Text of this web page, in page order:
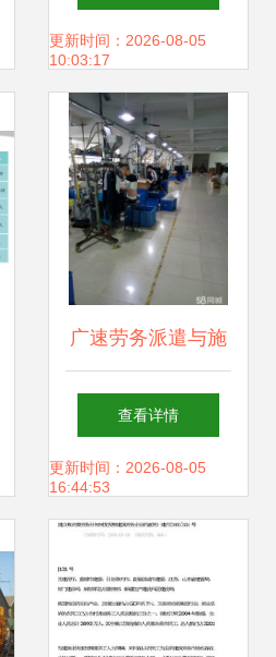
中的实践与优势
更新时间：2026-08-05
10:03:17
广速劳务派遣与施
工总承包 强强联手
打造建筑行业新业
态
查看详情
更新时间：2026-08-05
16:44:53